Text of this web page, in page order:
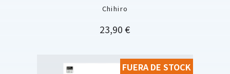
Chihiro
Precio
23,90 €
FUERA DE STOCK